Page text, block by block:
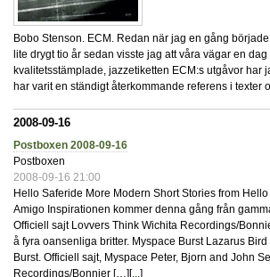
Bobo Stenson. ECM. Redan när jag en gång
lite drygt tio år sedan visste jag att våra vägar en
kvalitetsstämplade, jazzetiketten ECM:s utgåvor har
har varit en ständigt återkommande referens i texter
2008-09-16
Postboxen 2008-09-16
Postboxen
2008-09-16 21:00
Hello Saferide More Modern Short Stories from
Amigo Inspirationen kommer denna gång från
Officiell sajt Lovvers Think Wichita Recordings/
å fyra oansenliga britter. Myspace Burst Lazarus
Burst. Officiell sajt, Myspace Peter, Bjorn and John
Recordings/Bonnier […][...]